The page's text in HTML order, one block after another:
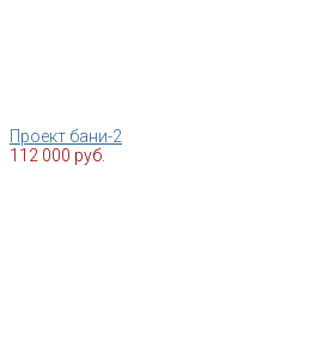
Проект бани-2
112 000 руб.